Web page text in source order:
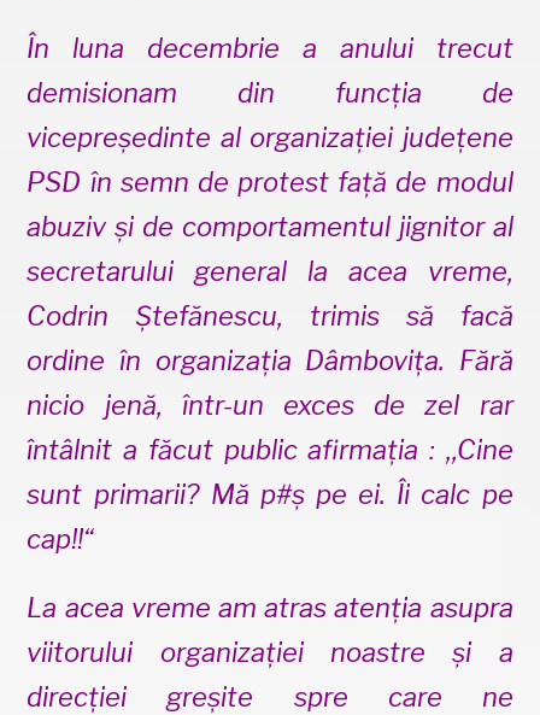
În luna decembrie a anului trecut
demisionam din funcția de
vicepreședinte al organizației județene
PSD în semn de protest față de modul
abuziv și de comportamentul jignitor al
secretarului general la acea vreme,
Codrin Ștefănescu, trimis să facă
ordine în organizația Dâmbovița. Fără
nicio jenă, într-un exces de zel rar
întâlnit a făcut public afirmația : ,,Cine
sunt primarii? Mă p#ș pe ei. Îi calc pe
cap!!“
La acea vreme am atras atenția asupra
viitorului organizației noastre și a
direcției greșite spre care ne